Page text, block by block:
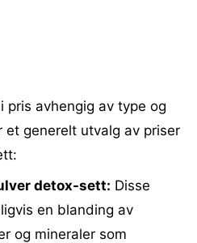
pris avhengig av type og
et generelt utvalg av priser
detox-sett: Disse
en blanding av
og mineraler som